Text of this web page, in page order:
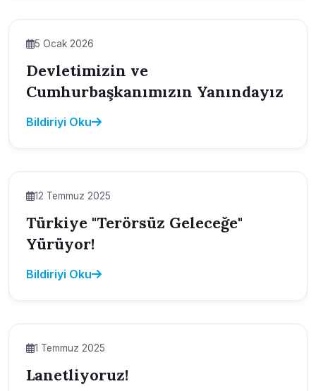
5 Ocak 2026
Devletimizin ve
Cumhurbaşkanımızın Yanındayız
Bildiriyi Oku
12 Temmuz 2025
Türkiye "Terörsüz Geleceğe"
Yürüyor!
Bildiriyi Oku
1 Temmuz 2025
Lanetliyoruz!